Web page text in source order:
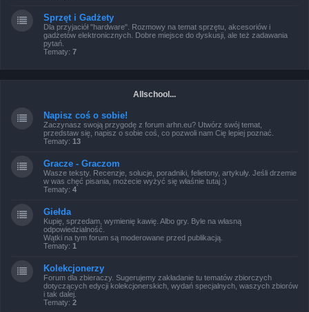
Sprzęt i Gadżety
Dla przyjaciół "hardware". Rozmowy na temat sprzętu, akcesoriów i
gadżetów elektronicznych. Dobre miejsce do dyskusji, ale też zadawania
pytań.
Tematy: 7
Allschool...
Napisz coś o sobie!
Zaczynasz swoją przygodę z forum arhn.eu? Utwórz swój temat,
przedstaw się, napisz o sobie coś, co pozwoli nam Cię lepiej poznać.
Tematy: 13
Gracze - Graczom
Wasze teksty. Recenzje, solucje, poradniki, felietony, artykuły. Jeśli drzemie
w was chęć pisania, możecie wyżyć się właśnie tutaj :)
Tematy: 4
Giełda
Kupię, sprzedam, wymienię kawię. Albo gry. Byle na własną
odpowiedzialność.
Wątki na tym forum są moderowane przed publikacją.
Tematy: 1
Kolekcjonerzy
Forum dla zbieraczy. Sugerujemy zakładanie tu tematów zbiorczych
dotyczących edycji kolekcjonerskich, wydań specjalnych, waszych zbiorów
i tak dalej.
Tematy: 2